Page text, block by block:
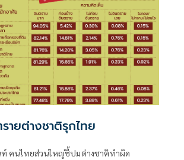
ายต่างชาติรุกไทย
ท์ คนไทยส่วนใหญ่ชี้ปมต่างชาติทำผิด